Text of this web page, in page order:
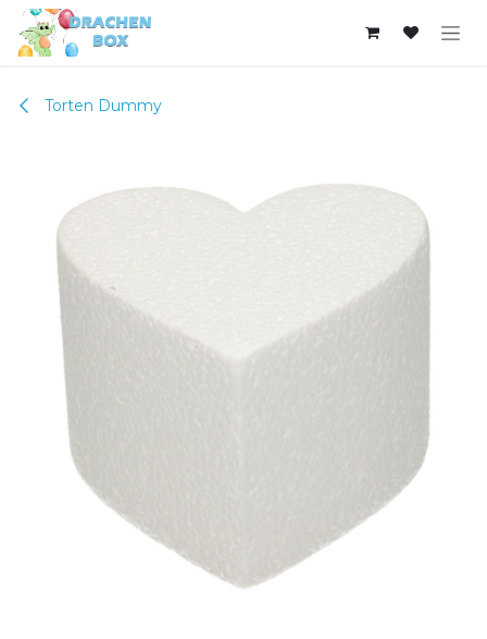
Zum Inhalt springen
Torten Dummy